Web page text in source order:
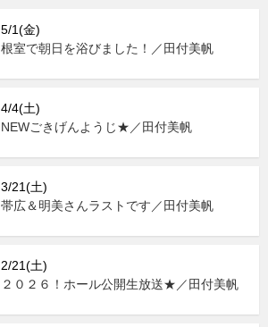
5/1(金)
根室で朝日を浴びました！／田付美帆
4/4(土)
NEWごきげんようじ★／田付美帆
3/21(土)
帯広＆明美さんラストです／田付美帆
2/21(土)
２０２６！ホール公開生放送★／田付美帆